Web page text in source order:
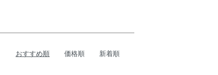
おすすめ順 価格順 新着順